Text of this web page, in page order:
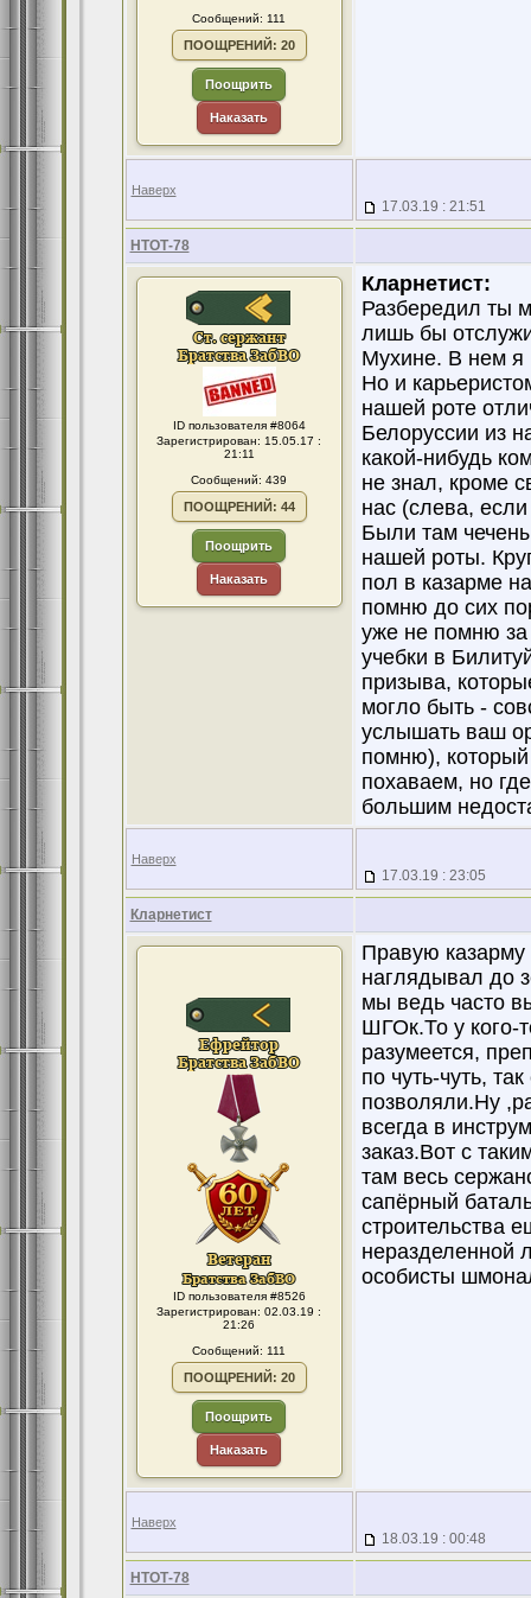
Сообщений: 111
ПООЩРЕНИЙ: 20
Поощрить
Наказать
Наверх
17.03.19 : 21:51
НТОТ-78
ID пользователя #8064
Зарегистрирован: 15.05.17 :
21:11
Сообщений: 439
ПООЩРЕНИЙ: 44
Поощрить
Наказать
Кларнетист:
Разбередил ты
лишь бы
Мухине. В нем я
Но и
нашей роте
Белоруссии из
какой-нибудь
не знал, кроме
нас (слева,
Были там
нашей роты.
пол в казарме
помню до сих
уже не помню за
учебки в
призыва,
могло быть -
услышать ваш
помню),
похаваем, но
большим
Наверх
17.03.19 : 23:05
Кларнетист
ID пользователя #8526
Зарегистрирован: 02.03.19 :
21:26
Сообщений: 111
ПООЩРЕНИЙ: 20
Поощрить
Наказать
Правую казарму
наглядывал до
мы ведь часто
ШГОк.То у кого-
разумеется,
по чуть-чуть,
позволяли.Ну
всегда в
заказ.Вот с
там весь
сапёрный
строительства
неразделенной
особисты
Наверх
18.03.19 : 00:48
НТОТ-78